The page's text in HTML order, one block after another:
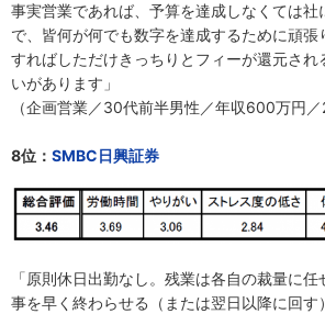
事実営業であれば、予算を達成しなくては社
で、皆何が何でも数字を達成するために頑
すればしただけきっちりとフィーが還元され
いがあります」
（企画営業／30代前半男性／年収600万円／
8位： SMBC日興証券
「原則休日出勤なし。残業は各自の裁量に
事を早く終わらせる（または翌日以降に回す